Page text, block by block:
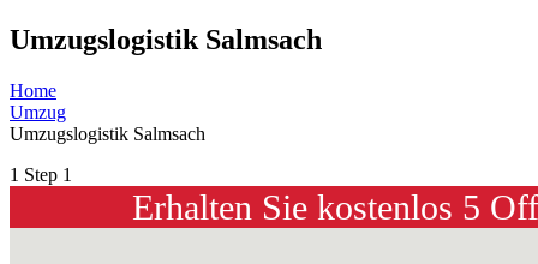
Umzugslogistik Salmsach
Home
Umzug
Umzugslogistik Salmsach
1 Step 1
Erhalten Sie kostenlos 5